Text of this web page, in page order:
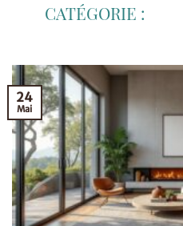
24
Mai